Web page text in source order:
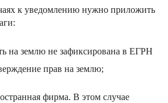
к уведомлению нужно приложить
на землю не зафиксирована в ЕГРН
прав на землю;
фирма. В этом случае